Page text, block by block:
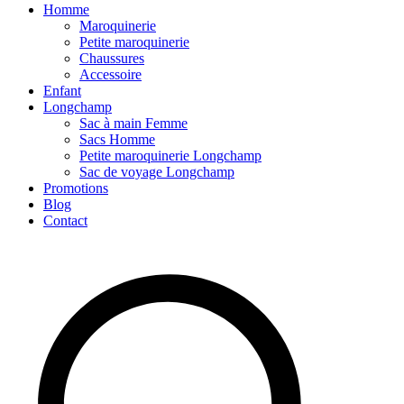
Homme
Maroquinerie
Petite maroquinerie
Chaussures
Accessoire
Enfant
Longchamp
Sac à main Femme
Sacs Homme
Petite maroquinerie Longchamp
Sac de voyage Longchamp
Promotions
Blog
Contact